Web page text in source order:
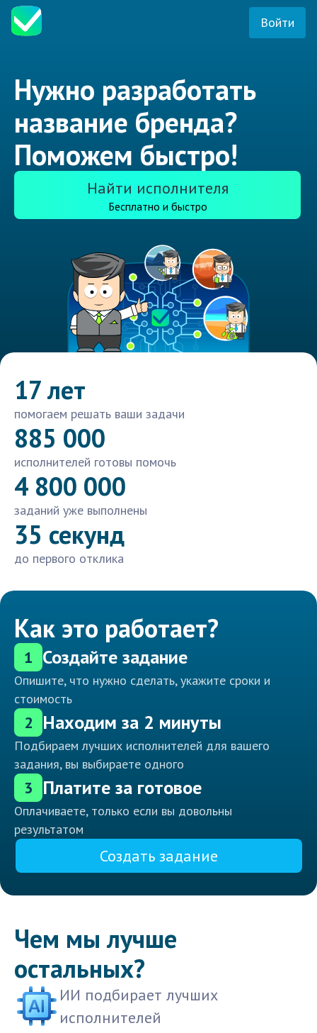
Войти
Нужно разработать
название бренда?
Поможем быстро!
Найти исполнителя
Бесплатно и быстро
17 лет
помогаем решать ваши задачи
885 000
исполнителей готовы помочь
4 800 000
заданий уже выполнены
35 секунд
до первого отклика
Как это работает?
1 Создайте задание
Опишите, что нужно сделать, укажите сроки и
стоимость
2 Находим за 2 минуты
Подбираем лучших исполнителей для вашего
задания, вы выбираете одного
3 Платите за готовое
Оплачиваете, только если вы довольны
результатом
Создать задание
Чем мы лучше
остальных?
ИИ подбирает лучших
исполнителей